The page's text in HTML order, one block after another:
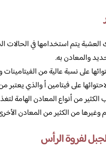
العشبة يتم استخدامها في
والمعادن به.
على نسبة عالية من الفيتامينات وعلى رأسها
على فيتامين أ والذي
من أنواع المعادن الهامة
وغيرها من الكثير من المعادن
لفروة الرأس